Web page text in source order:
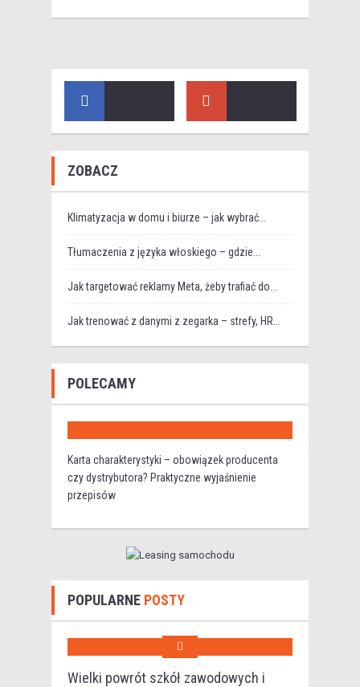
ZOBACZ
Klimatyzacja w domu i biurze – jak wybrać...
Tłumaczenia z języka włoskiego – gdzie...
Jak targetować reklamy Meta, żeby trafiać do...
Jak trenować z danymi z zegarka – strefy, HR...
POLECAMY
Karta charakterystyki – obowiązek producenta
czy dystrybutora? Praktyczne wyjaśnienie
przepisów
POPULARNE POSTY
Wielki powrót szkół zawodowych i